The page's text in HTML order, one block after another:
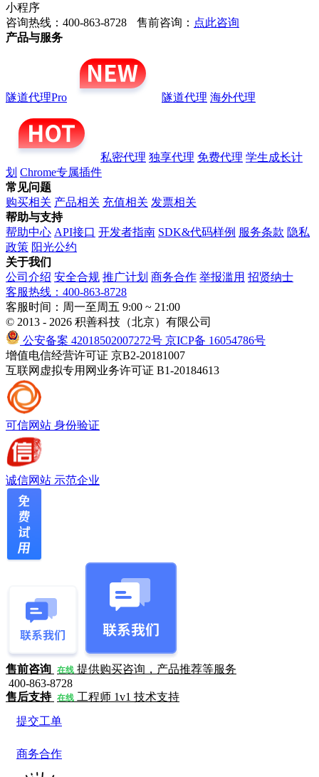
小程序
咨询热线：400-863-8728
售前咨询： 点此咨询
产品与服务
隧道代理Pro 隧道代理 海外代理
私密代理 独享代理 免费代理 学生成长计
划 Chrome专属插件
常见问题
购买相关 产品相关 充值相关 发票相关
帮助与支持
帮助中心 API接口 开发者指南 SDK&代码样例 服务条款 隐私
政策 阳光公约
关于我们
公司介绍 安全合规 推广计划 商务合作 举报滥用 招贤纳士
客服热线：400-863-8728
客服时间：周一至周五 9:00 ~ 21:00
© 2013 - 2026 积善科技（北京）有限公司
公安备案 42018502007272号 京ICP备 16054786号
增值电信经营许可证 京B2-20181007
互联网虚拟专用网业务许可证 B1-20184613
可信网站 身份验证
诚信网站 示范企业
售前咨询 在线 提供购买咨询，产品推荐等服务
400-863-8728
售后支持 在线 工程师 1v1 技术支持
提交工单
商务合作